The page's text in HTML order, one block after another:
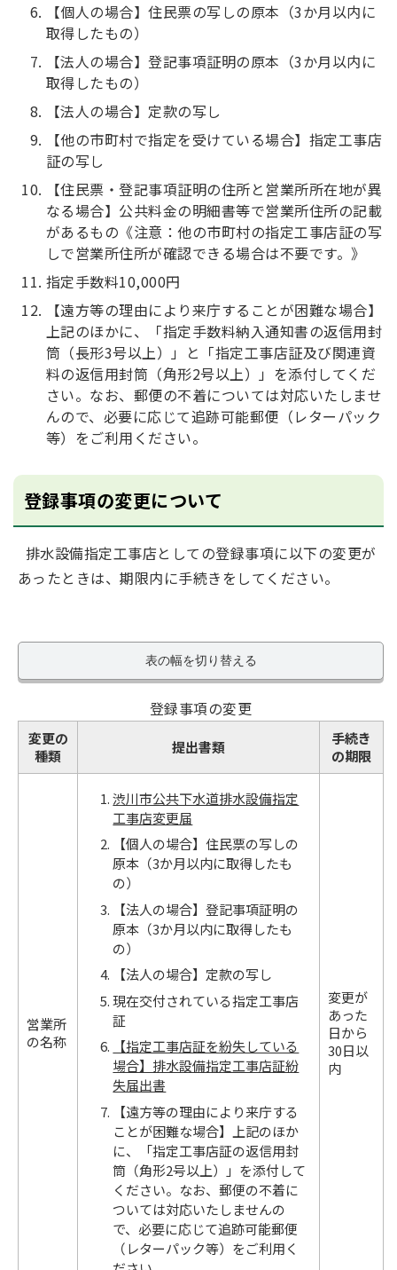
【個人の場合】住民票の写しの原本（3か月以内に
取得したもの）
【法人の場合】登記事項証明の原本（3か月以内に
取得したもの）
【法人の場合】定款の写し
【他の市町村で指定を受けている場合】指定工事店
証の写し
【住民票・登記事項証明の住所と営業所所在地が異
なる場合】公共料金の明細書等で営業所住所の記載
があるもの《注意：他の市町村の指定工事店証の写
しで営業所住所が確認できる場合は不要です。》
指定手数料10,000円
【遠方等の理由により来庁することが困難な場合】
上記のほかに、「指定手数料納入通知書の返信用封
筒（長形3号以上）」と「指定工事店証及び関連資
料の返信用封筒（角形2号以上）」を添付してくだ
さい。なお、郵便の不着については対応いたしませ
んので、必要に応じて追跡可能郵便（レターパック
等）をご利用ください。
登録事項の変更について
排水設備指定工事店としての登録事項に以下の変更が
あったときは、期限内に手続きをしてください。
表の幅を切り替える
登録事項の変更
変更の
種類
提出書類
手続き
の期限
営業所
の名称
渋川市公共下水道排水設備指定
工事店変更届
【個人の場合】住民票の写しの
原本（3か月以内に取得したも
の）
【法人の場合】登記事項証明の
原本（3か月以内に取得したも
の）
【法人の場合】定款の写し
現在交付されている指定工事店
証
【指定工事店証を紛失している
場合】排水設備指定工事店証紛
失届出書
【遠方等の理由により来庁する
ことが困難な場合】上記のほか
に、「指定工事店証の返信用封
筒（角形2号以上）」を添付して
ください。なお、郵便の不着に
ついては対応いたしませんの
で、必要に応じて追跡可能郵便
（レターパック等）をご利用く
変更が
あった
日から
30日以
内